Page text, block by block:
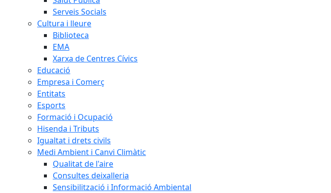
Serveis Socials
Cultura i lleure
Biblioteca
EMA
Xarxa de Centres Cívics
Educació
Empresa i Comerç
Entitats
Esports
Formació i Ocupació
Hisenda i Tributs
Igualtat i drets civils
Medi Ambient i Canvi Climàtic
Qualitat de l'aire
Consultes deixalleria
Sensibilització i Informació Ambiental